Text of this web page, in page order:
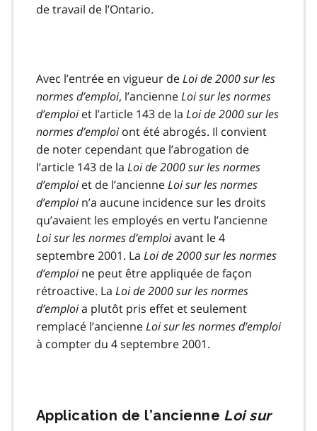
de travail de l’Ontario.
Avec l’entrée en vigueur deLoi de 2000 sur les
normes d’emploi, l’ancienneLoi sur les normes
d’emploiet l’article 143 de la Loi de 2000 sur les
normes d’emploiont été abrogés. Il convient
de noter cependant que l’abrogation de
l’article 143 de la Loi de 2000 sur les normes
d’emploiet de l’ancienneLoi sur les normes
d’emploin’a aucune incidence sur les droits
qu’avaient les employés en vertu l’ancienne
Loi sur les normes d’emploiavant le 4
septembre 2001. La Loi de 2000 sur les normes
d’emploine peut être appliquée de façon
rétroactive. La Loi de 2000 sur les normes
d’emploia plutôt pris effet et seulement
remplacé l’ancienneLoi sur les normes d’emploi
à compter du 4 septembre 2001.
Application de l’ancienne Loi sur